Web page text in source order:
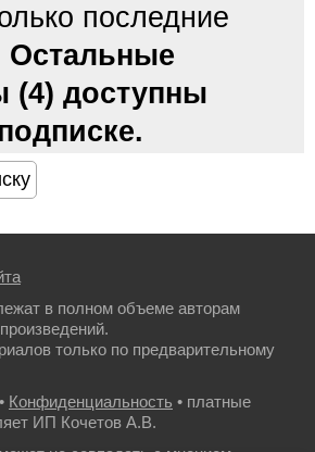
последние
Остальные
(4) доступны
в полном объеме авторам
только по предварительному
• Конфиденциальность • платные
ИП Кочетов А.В.